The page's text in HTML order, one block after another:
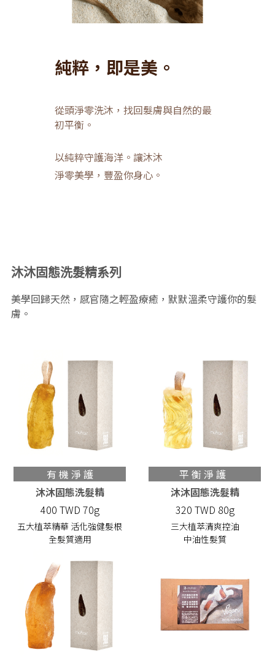
純粹，即是美。
從頭淨零洗沐，找回髮膚與自然的最
初平衡。
以純粹守護海洋。讓沐沐
淨零美學，豐盈你身心。
沐沐固態洗髮精系列
美學回歸天然，感官隨之輕盈療癒，默默溫柔守護你的髮
膚。
有 機 淨 護
沐沐固態洗髮精
400 TWD 70g
五大植萃精華 活化強健髮根
全髮質適用
平 衡 淨 護
沐沐固態洗髮精
320 TWD 80g
三大植萃清爽控油
中油性髮質